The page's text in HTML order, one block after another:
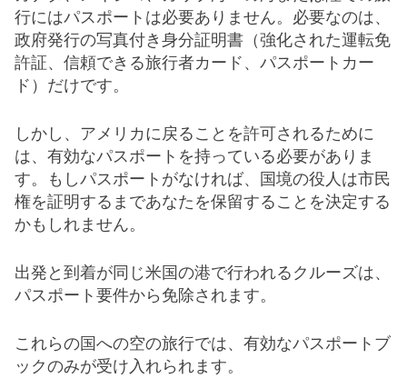
行にはパスポートは必要ありません。必要なのは、
政府発行の写真付き身分証明書（強化された運転免
許証、信頼できる旅行者カード、パスポートカー
ド）だけです。
しかし、アメリカに戻ることを許可されるために
は、有効なパスポートを持っている必要がありま
す。もしパスポートがなければ、国境の役人は市民
権を証明するまであなたを保留することを決定する
かもしれません。
出発と到着が同じ米国の港で行われるクルーズは、
パスポート要件から免除されます。
これらの国への空の旅行では、有効なパスポートブ
ックのみが受け入れられます。